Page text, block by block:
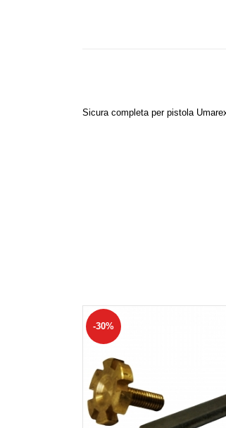
Sicura completa per pistola
-30%